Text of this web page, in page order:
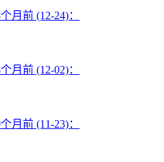
月前 (12-24)：
月前 (12-02)：
月前 (11-23)：